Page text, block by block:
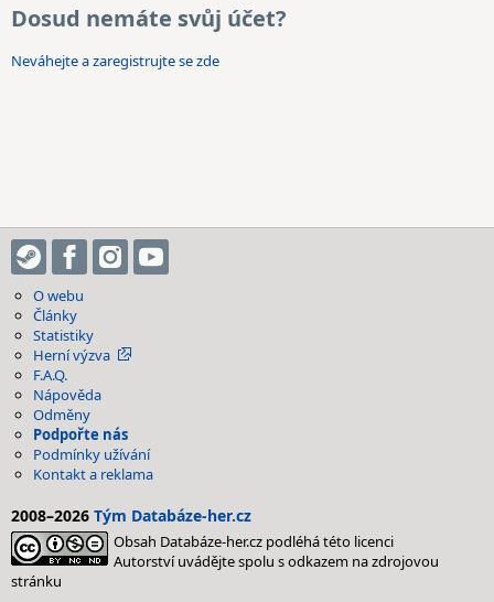
Dosud nemáte svůj účet?
Neváhejte a zaregistrujte se zde
O webu
Články
Statistiky
Herní výzva
F.A.Q.
Nápověda
Odměny
Podpořte nás
Podmínky užívání
Kontakt a reklama
2008–2026 Tým Databáze-her.cz
Obsah Databáze-her.cz podléhá této licenci
Autorství uvádějte spolu s odkazem na zdrojovou
stránku